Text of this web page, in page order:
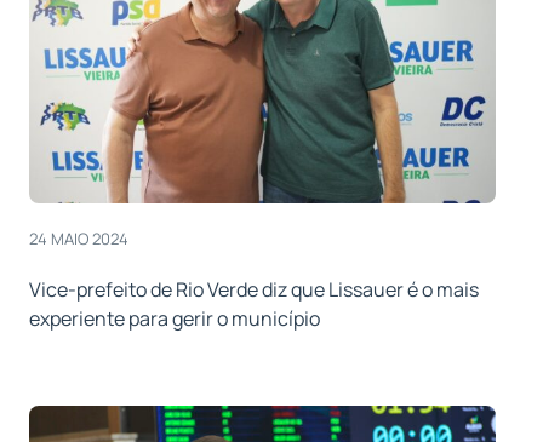
24 MAIO 2024
Vice-prefeito de Rio Verde diz que Lissauer é o mais
experiente para gerir o município